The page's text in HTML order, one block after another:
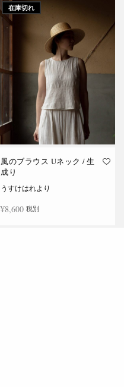
在庫切れ
風のブラウス Uネック / 生
成り
うすけはれより
¥8,600 税別